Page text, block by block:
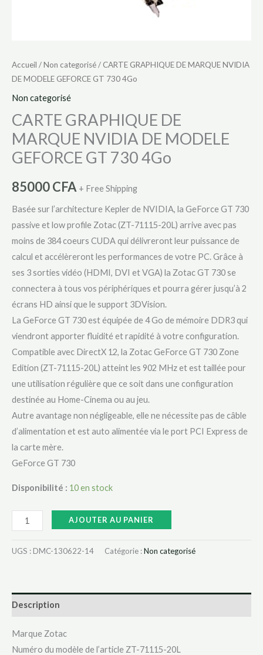
Accueil /Non categorisé/ CARTE GRAPHIQUE DE MARQUE NVIDIA
DE MODELE GEFORCE GT 730 4Go
Non categorisé
CARTE GRAPHIQUE DE
MARQUE NVIDIA DE MODELE
GEFORCE GT 730 4Go
85000CFA + Free Shipping
Basée sur l’architecture Kepler de NVIDIA, la GeForce GT 730
passive et low profile Zotac (ZT-71115-20L) arrive avec pas
moins de 384 coeurs CUDA qui délivreront leur puissance de
calcul et accélèreront les performances de votre PC. Grâce à
ses 3 sorties vidéo (HDMI, DVI et VGA) la Zotac GT 730 se
connectera à tous vos périphériques et pourra gérer jusqu’à 2
écrans HD ainsi que le support 3DVision.
La GeForce GT 730 est équipée de 4 Go de mémoire DDR3 qui
viendront apporter fluidité et rapidité à votre configuration.
Compatible avec DirectX 12, la Zotac GeForce GT 730 Zone
Edition (ZT-71115-20L) atteint les 902 MHz et est taillée pour
une utilisation régulière que ce soit dans une configuration
destinée au Home-Cinema ou au jeu.
Autre avantage non négligeable, elle ne nécessite pas de câble
d’alimentation et est auto alimentée via le port PCI Express de
la carte mère.
GeForce GT 730
Disponibilité : 10 en stock
AJOUTER AU PANIER
UGS : DMC-130622-14 Catégorie :Non categorisé
Description
Marque ‎Zotac
Numéro du modèle de l’article ‎ZT-71115-20L